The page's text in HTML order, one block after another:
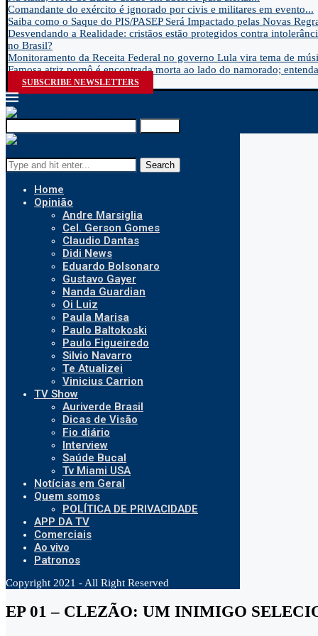
Comandante do exército é ignorado por civis e militares em evento...
Saiba como o Saque do PIS/PASEP Será Impactado pelas Novas
Desvendando a Realidade: cristãos estão protegidos contra
no Brasil?
Monitoramento da Receita Federal no governo Lula vira tema de
Famosa atriz pornô é encontrada morta ao lado do namorado;
SUBSCRIBE NEWSLETTERS
Search
Home
Opinião
Andre Marsiglia
Cel. Gerson Gomes
Claudio Dantas
Didi News
Eduardo Bolsonaro
Gustavo Gayer
Nanda Guardian
Oi Luiz
Paula Marisa
Paulo Baltokoski
Paulo Figueiredo
Silvio Navarro
Te Atualizei
Vinicius Carrion
TV Show
Auriverde Brasil
Dicas de Visão
Fio diário
Interview
Saúde Bucal
Tv Miami USA
Notícias em Geral
Quem somos
POLÍTICA DE PRIVACIDADE
APP DA TV
Comerciais
Ao vivo
Patronos
Copyright 2021 - All Right Reserved
EP 01 – CLEZÃO: UM INIMIGO